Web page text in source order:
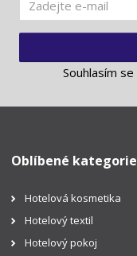
Souhlasím se
Oblíbené kategorie
Hotelová kosmetika
Hotelový textil
Hotelový pokoj